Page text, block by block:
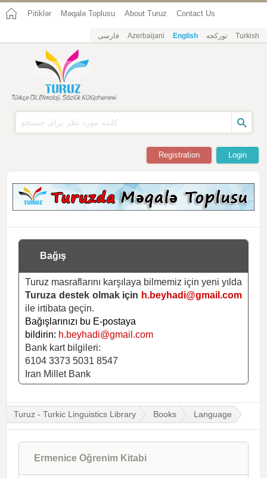
Pitiklər Məqalə Toplusu About Turuz Contact Us
فارسی Azerbaijani English تورکجه Turkish
Login
Registration
Bağış
Turuz masraflarını karşılaya bilmemiz için yeni yılda
Turuza destek olmak için h.beyhadi@gmail.com
ile irtibata geçin.
Bağışlarınızı bu E-postaya
bildirin: h.beyhadi@gmail.com
Bank kart bilgileri:
6104 3373 5031 8547
Iran Millet Bank
Turuz - Turkic Linguistics Library Books Language
Ermenice Oğrenim Kitabi